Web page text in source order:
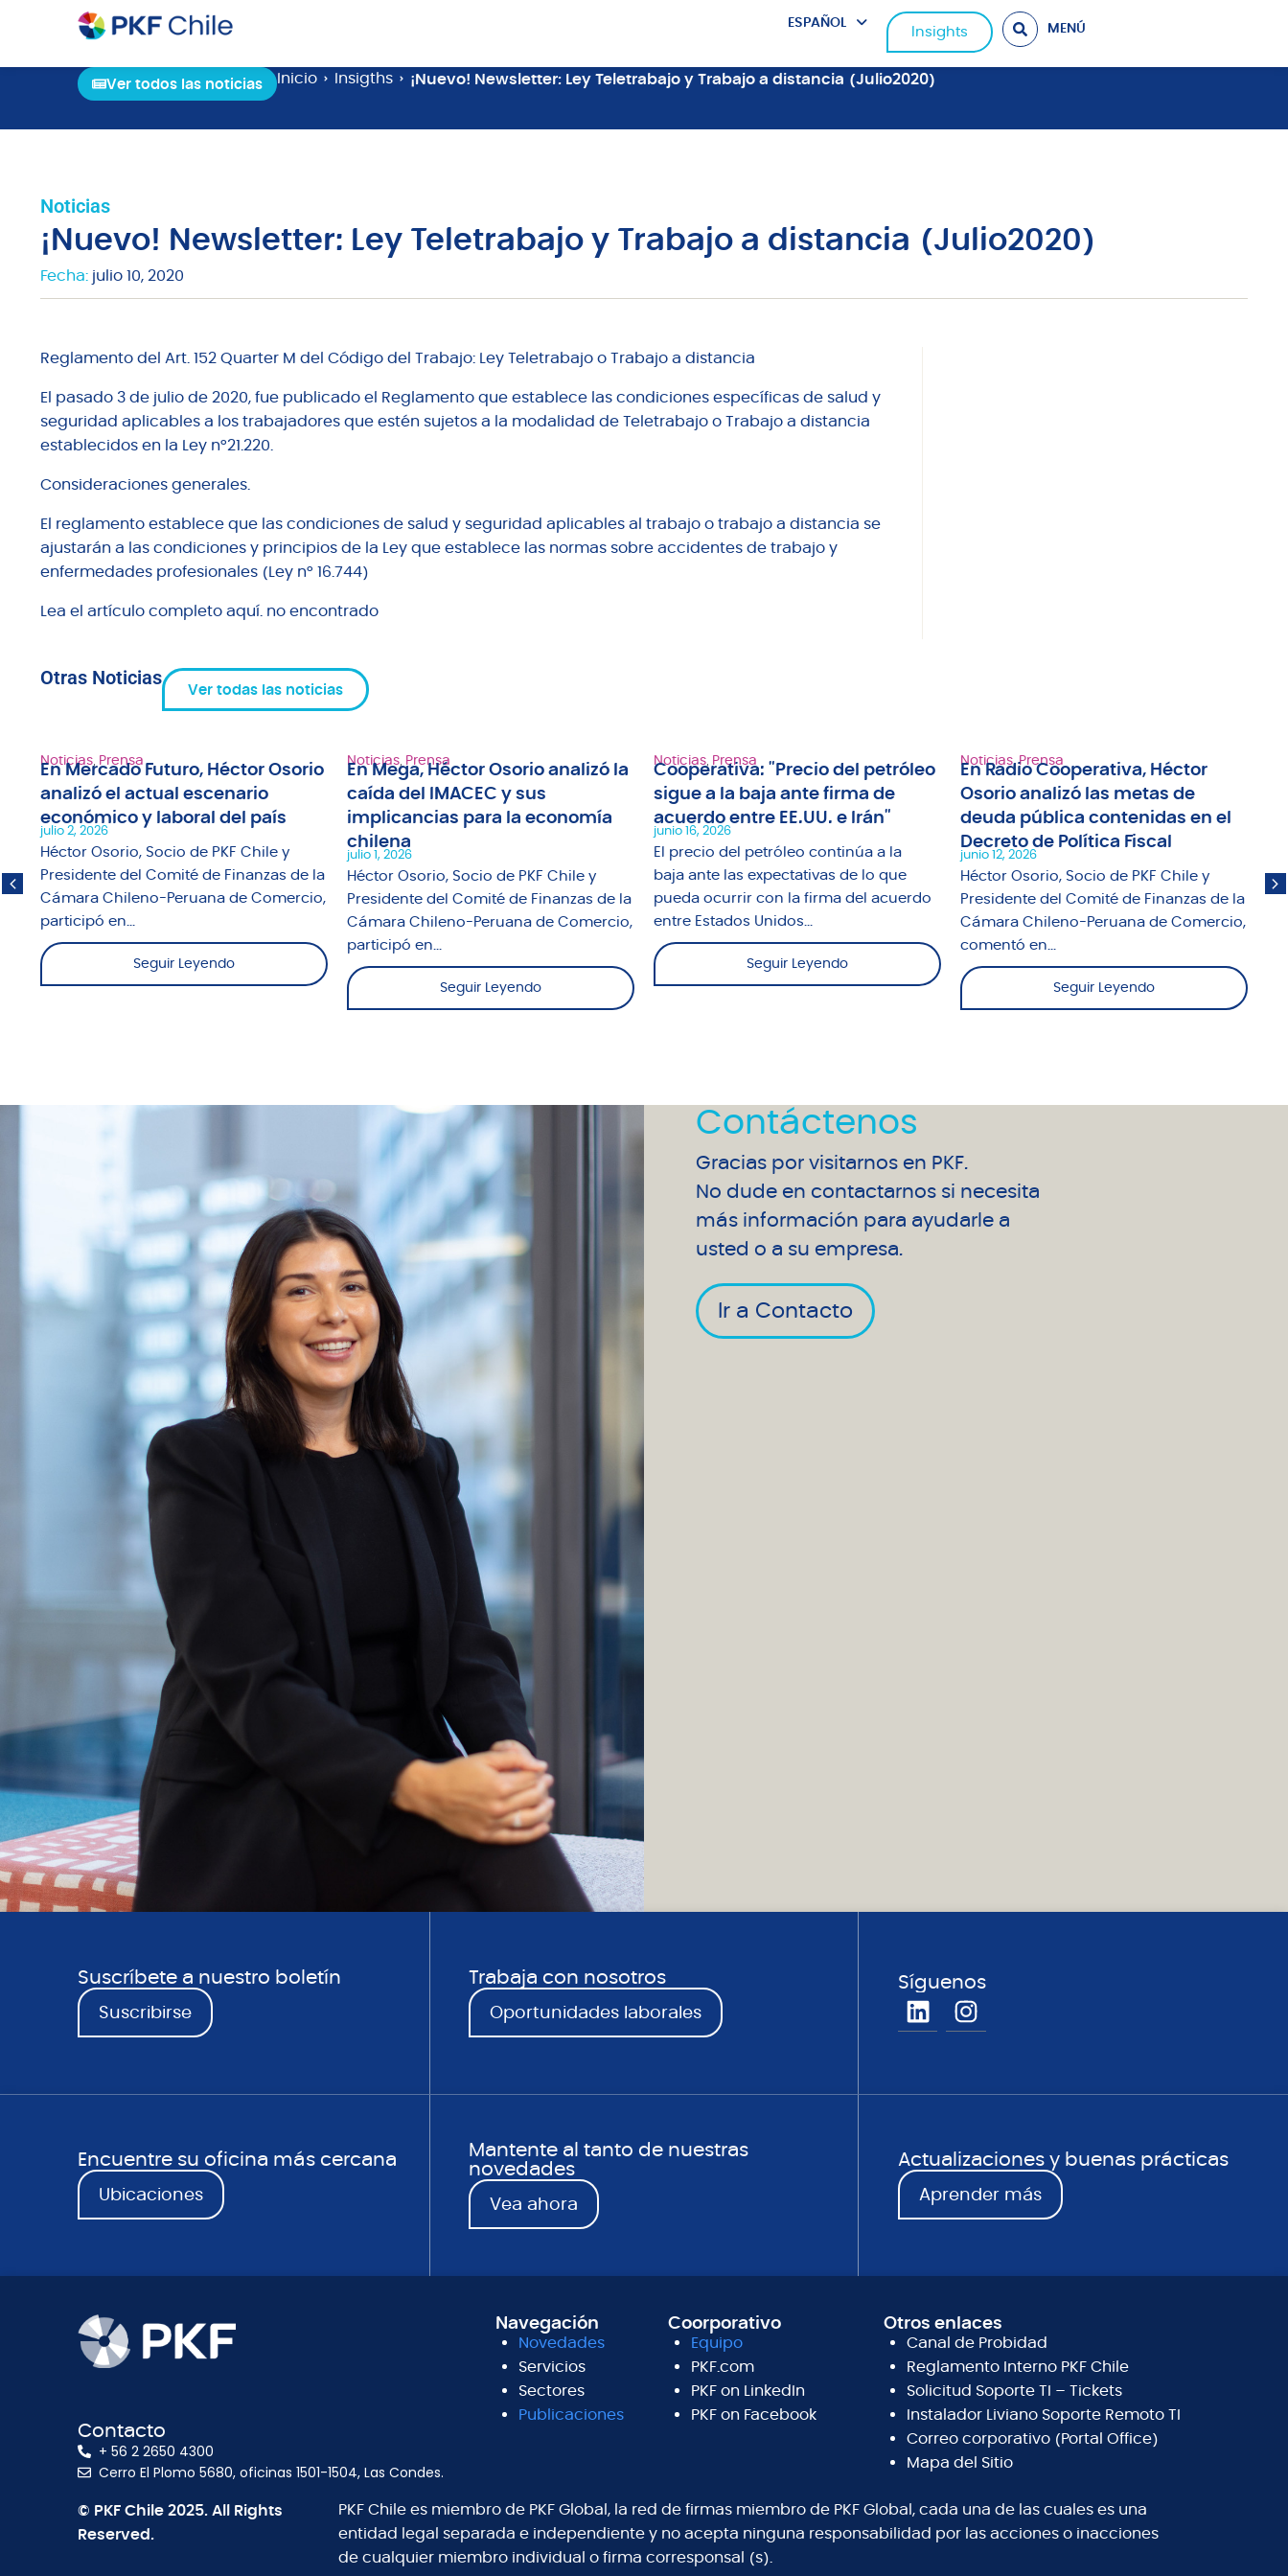
ESPAÑOL
ENGLISH Insights MENÚ
Ver todos las noticias Inicio Insigths ¡Nuevo! Newsletter: Ley Teletrabajo y Trabajo a distancia (Julio2020)
Noticias
¡Nuevo! Newsletter: Ley Teletrabajo y Trabajo a distancia (Julio2020)
Fecha: julio 10, 2020
Reglamento del Art. 152 Quarter M del Código del Trabajo: Ley Teletrabajo o Trabajo a distancia
El pasado 3 de julio de 2020, fue publicado el Reglamento que establece las condiciones específicas de salud y
seguridad aplicables a los trabajadores que estén sujetos a la modalidad de Teletrabajo o Trabajo a distancia
establecidos en la Ley n°21.220.
Consideraciones generales.
El reglamento establece que las condiciones de salud y seguridad aplicables al trabajo o trabajo a distancia se
ajustarán a las condiciones y principios de la Ley que establece las normas sobre accidentes de trabajo y
enfermedades profesionales (Ley n° 16.744)
Lea el artículo completo aquí. no encontrado
Otras Noticias
Ver todas las noticias
Noticias Prensa
En Mercado Futuro, Héctor Osorio
analizó el actual escenario
económico y laboral del país
julio 2, 2026
Héctor Osorio, Socio de PKF Chile y
Presidente del Comité de Finanzas de la
Cámara Chileno-Peruana de Comercio,
participó en...
Seguir Leyendo
Noticias Prensa
En Mega, Héctor Osorio analizó la
caída del IMACEC y sus
implicancias para la economía
chilena
julio 1, 2026
Héctor Osorio, Socio de PKF Chile y
Presidente del Comité de Finanzas de la
Cámara Chileno-Peruana de Comercio,
participó en...
Seguir Leyendo
Noticias Prensa
Cooperativa: "Precio del petróleo
sigue a la baja ante firma de
acuerdo entre EE.UU. e Irán"
junio 16, 2026
El precio del petróleo continúa a la
baja ante las expectativas de lo que
pueda ocurrir con la firma del acuerdo
entre Estados Unidos...
Seguir Leyendo
Noticias,Prensa
En Radio Cooperativa, Héctor
Osorio analizó las metas de
deuda pública contenidas en el
Decreto de Política Fiscal
junio 12, 2026
Héctor Osorio, Socio de PKF Chile y
Presidente del Comité de Finanzas de la
Cámara Chileno-Peruana de Comercio,
comentó en...
Seguir Leyendo
El
Contáctenos
Gracias por visitarnos en PKF.
No dude en contactarnos si necesita
más información para ayudarle a
usted o a su empresa.
Ir a Contacto
Suscríbete a nuestro boletín
Suscribirse
Trabaja con nosotros
Oportunidades laborales
Síguenos
Encuentre su oficina más cercana
Ubicaciones
Mantente al tanto de nuestras
novedades
Vea ahora
Actualizaciones y buenas prácticas
Aprender más
Contacto
+ 56 2 2650 4300
Cerro El Plomo 5680, oficinas 1501-1504, Las Condes.
Navegación
Novedades
Servicios
Sectores
Publicaciones
Coorporativo
Equipo
PKF.com
PKF on LinkedIn
PKF on Facebook
Otros enlaces
Canal de Probidad
Reglamento Interno PKF Chile
Solicitud Soporte TI – Tickets
Instalador Liviano Soporte Remoto TI
Correo corporativo (Portal Office)
Mapa del Sitio
© PKF Chile 2025. All Rights
Reserved.
PKF Chile es miembro de PKF Global, la red de firmas miembro de PKF Global, cada una de las cuales es una
entidad legal separada e independiente y no acepta ninguna responsabilidad por las acciones o inacciones
de cualquier miembro individual o firma corresponsal (s).